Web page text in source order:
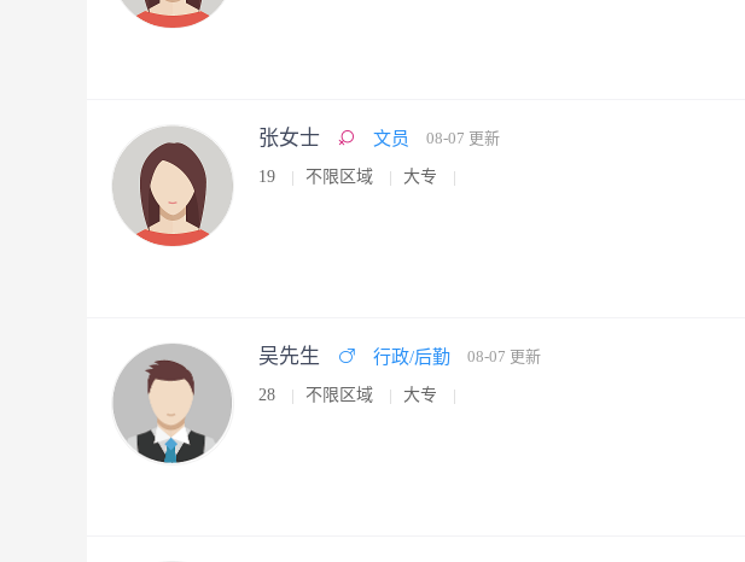
张女士 文员 08-07 更新
19 不限区域 大专
吴先生 行政/后勤 08-07 更新
28 不限区域 大专